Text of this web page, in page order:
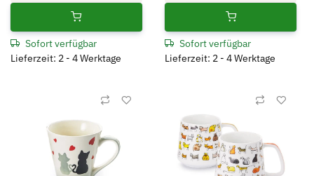
Sofort verfügbar
Lieferzeit: 2 - 4 Werktage
Sofort verfügbar
Lieferzeit: 2 - 4 Werktage